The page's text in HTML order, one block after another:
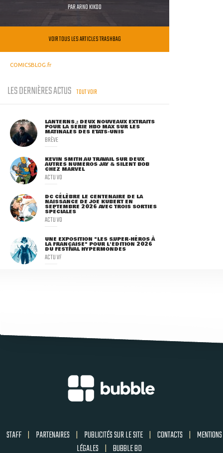
PARARNO KIKOO
VOIR TOUS LES ARTICLES TRASHBAG
COMICSBLOG.fr
LES DERNIÈRES ACTUS TOUT VOIR
LANTERNS : DEUX NOUVEAUX EXTRAITS
POUR LA SÉRIE HBO MAX SUR LES
MATINALES DES ETATS-UNIS
BRÈVE
KEVIN SMITH AU TRAVAIL SUR DEUX
AUTRES NUMÉROS JAY & SILENT BOB
CHEZ MARVEL
ACTU VO
DC CÉLÈBRE LE CENTENAIRE DE LA
NAISSANCE DE JOE KUBERT EN
SEPTEMBRE 2026 AVEC TROIS SORTIES
SPÉCIALES
ACTU VO
UNE EXPOSITION "LES SUPER-HÉROS À
LA FRANÇAISE" POUR L'ÉDITION 2026
DU FESTIVAL HYPERMONDES
ACTU VF
STAFF | PARTENAIRES | PUBLICITÉS SUR LE SITE | CONTACTS | MENTIONS
LÉGALES | BUBBLE BD